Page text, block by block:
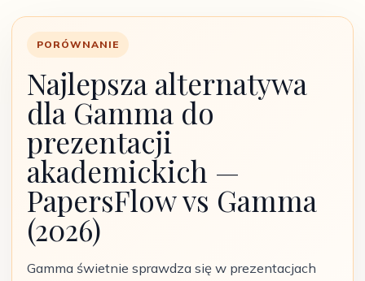
PORÓWNANIE
Najlepsza alternatywa
dla Gamma do
prezentacji
akademickich —
PapersFlow vs Gamma
(2026)
Gamma świetnie sprawdza się w prezentacjach